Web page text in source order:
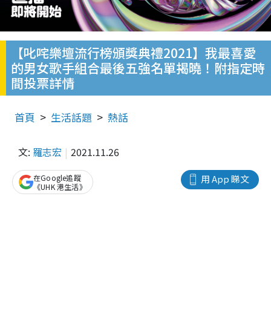
【叱咤樂壇流行榜頒獎典禮2021】我最喜愛
的男女歌手組合最後五強名單揭曉！附指定時
間投票詳情
首頁 生活話題 熱話
文: 羅志宏 2021.11.26
用 App 睇文
在Google追蹤
《UHK 港生活》